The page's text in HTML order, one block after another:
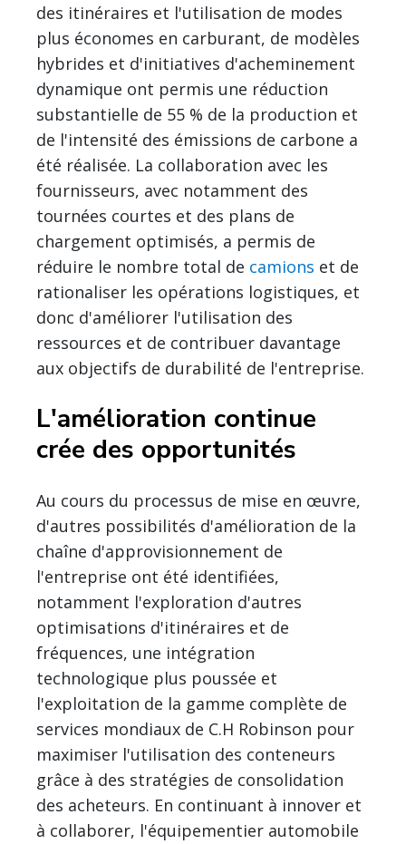
des itinéraires et l'utilisation de modes
plus économes en carburant, de modèles
hybrides et d'initiatives d'acheminement
dynamique ont permis une réduction
substantielle de 55 % de la production et
de l'intensité des émissions de carbone a
été réalisée. La collaboration avec les
fournisseurs, avec notamment des
tournées courtes et des plans de
chargement optimisés, a permis de
réduire le nombre total de camions et de
rationaliser les opérations logistiques, et
donc d'améliorer l'utilisation des
ressources et de contribuer davantage
aux objectifs de durabilité de l'entreprise.
L'amélioration continue
crée des opportunités
Au cours du processus de mise en œuvre,
d'autres possibilités d'amélioration de la
chaîne d'approvisionnement de
l'entreprise ont été identifiées,
notamment l'exploration d'autres
optimisations d'itinéraires et de
fréquences, une intégration
technologique plus poussée et
l'exploitation de la gamme complète de
services mondiaux de C.H Robinson pour
maximiser l'utilisation des conteneurs
grâce à des stratégies de consolidation
des acheteurs. En continuant à innover et
à collaborer, l'équipementier automobile